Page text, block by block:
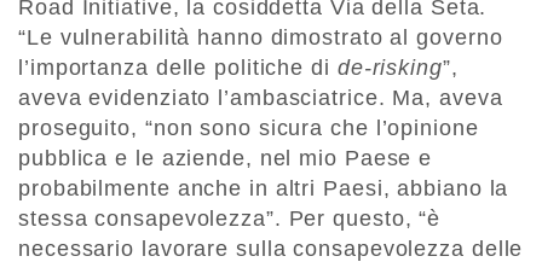
Road Initiative, la cosiddetta Via della Seta.
“Le vulnerabilità hanno dimostrato al governo
l’importanza delle politiche di de-risking”,
aveva evidenziato l’ambasciatrice. Ma, aveva
proseguito, “non sono sicura che l’opinione
pubblica e le aziende, nel mio Paese e
probabilmente anche in altri Paesi, abbiano la
stessa consapevolezza”. Per questo, “è
necessario lavorare sulla consapevolezza delle